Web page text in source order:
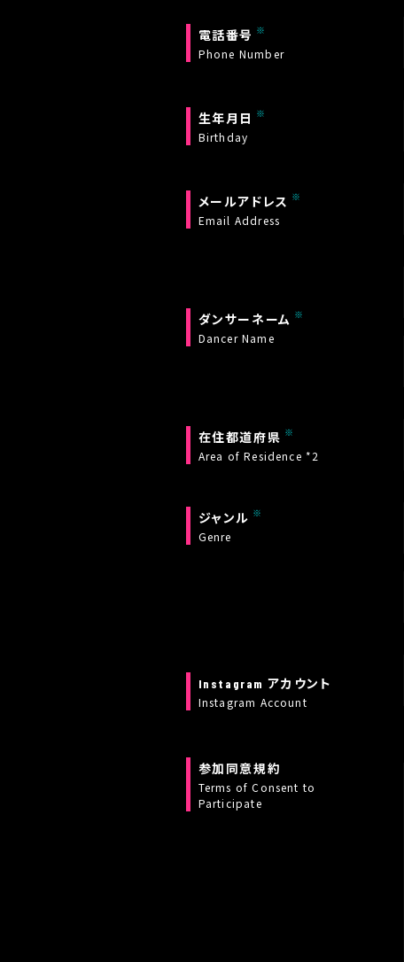
電話番号
Phone Number
生年月日
Birthday
メールアドレス
Email Address
ダンサーネーム
Dancer Name
在住都道府県
Area of Residence *2
ジャンル
Genre
Instagram アカウント
Instagram Account
参加同意規約
Terms of Consent to
Participate